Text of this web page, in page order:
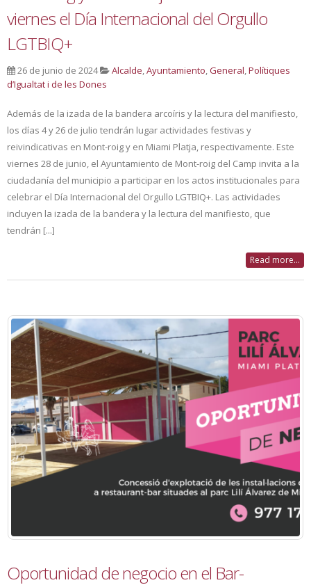
viernes el Día Internacional del Orgullo
LGTBIQ+
26 de junio de 2024 Alcalde,Ayuntamiento,General,Polítiques
d’Igualtat i de les Dones
Además de la izada de la bandera arcoíris y la lectura del manifiesto,
los días 4 y 26 de julio tendrán lugar actividades festivas y
reivindicativas en Mont-roig y en Miami Platja, respectivamente. Este
viernes 28 de junio, el Ayuntamiento de Mont-roig del Camp invita a la
ciudadanía del municipio a participar en los actos institucionales para
celebrar el Día Internacional del Orgullo LGTBIQ+. Las actividades
incluyen la izada de la bandera y la lectura del manifiesto, que
tendrán [...]
Read more...
Oportunidad de negocio en el Bar-